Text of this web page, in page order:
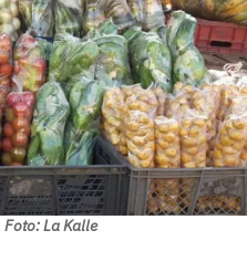
Foto: La Kalle